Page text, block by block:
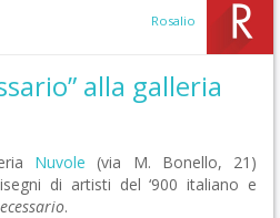
Rosalio
alla galleria
Nuvole (via M. Bonello, 21)
di artisti del ‘900 italiano e
.